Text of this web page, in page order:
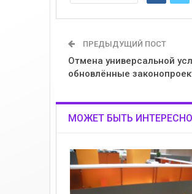
ПРЕДЫДУЩИЙ ПОСТ
Отмена универсальной
обновлённые
МОЖЕТ БЫТЬ